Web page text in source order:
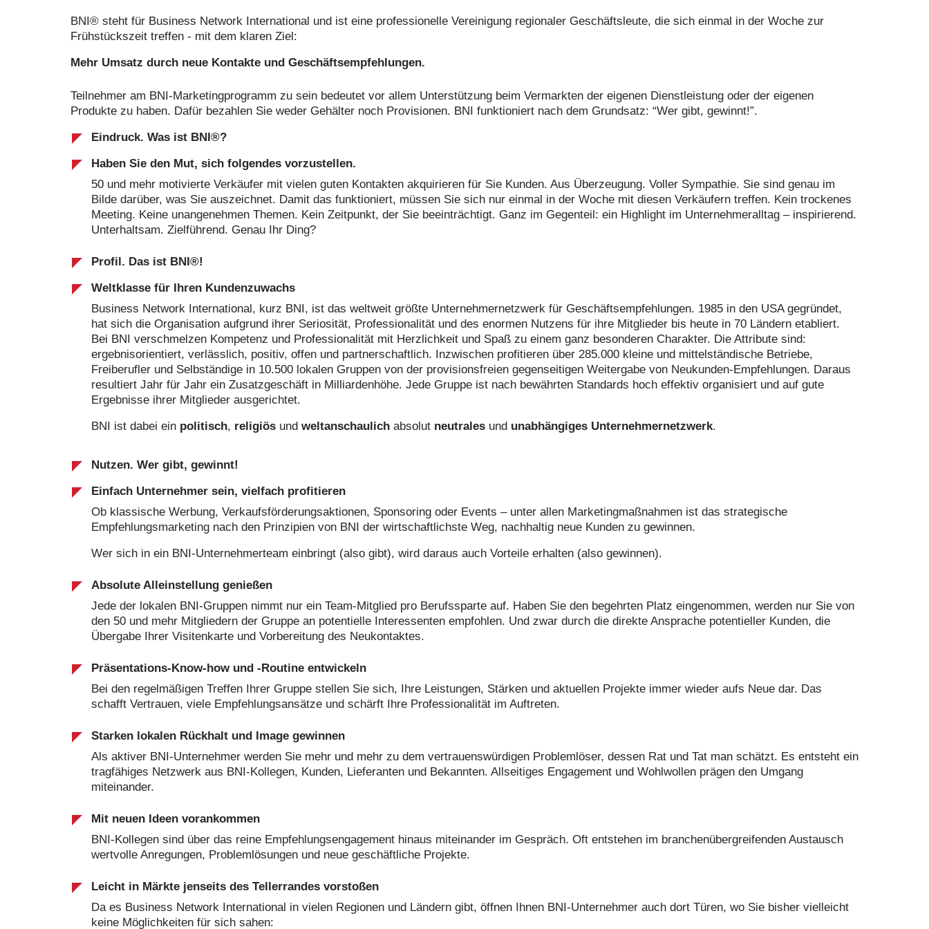
BNI® steht für Business Network International und ist eine professionelle Vereinigung regionaler Geschäftsleute, die sich einmal in der Woche zur
Frühstückszeit treffen - mit dem klaren Ziel:
Mehr Umsatz durch neue Kontakte und Geschäftsempfehlungen.
Teilnehmer am BNI-Marketingprogramm zu sein bedeutet vor allem Unterstützung beim Vermarkten der eigenen Dienstleistung oder der eigenen
Produkte zu haben. Dafür bezahlen Sie weder Gehälter noch Provisionen. BNI funktioniert nach dem Grundsatz: “Wer gibt, gewinnt!”.
Eindruck. Was ist BNI®?
Haben Sie den Mut, sich folgendes vorzustellen.
50 und mehr motivierte Verkäufer mit vielen guten Kontakten akquirieren für Sie Kunden. Aus Überzeugung. Voller Sympathie. Sie sind genau im
Bilde darüber, was Sie auszeichnet. Damit das funktioniert, müssen Sie sich nur einmal in der Woche mit diesen Verkäufern treffen. Kein trockenes
Meeting. Keine unangenehmen Themen. Kein Zeitpunkt, der Sie beeinträchtigt. Ganz im Gegenteil: ein Highlight im Unternehmeralltag – inspirierend.
Unterhaltsam. Zielführend. Genau Ihr Ding?
Profil. Das ist BNI®!
Weltklasse für Ihren Kundenzuwachs
Business Network International, kurz BNI, ist das weltweit größte Unternehmernetzwerk für Geschäftsempfehlungen. 1985 in den USA gegründet,
hat sich die Organisation aufgrund ihrer Seriosität, Professionalität und des enormen Nutzens für ihre Mitglieder bis heute in 70 Ländern etabliert.
Bei BNI verschmelzen Kompetenz und Professionalität mit Herzlichkeit und Spaß zu einem ganz besonderen Charakter. Die Attribute sind:
ergebnisorientiert, verlässlich, positiv, offen und partnerschaftlich. Inzwischen profitieren über 285.000 kleine und mittelständische Betriebe,
Freiberufler und Selbständige in 10.500 lokalen Gruppen von der provisionsfreien gegenseitigen Weitergabe von Neukunden-Empfehlungen. Daraus
resultiert Jahr für Jahr ein Zusatzgeschäft in Milliardenhöhe. Jede Gruppe ist nach bewährten Standards hoch effektiv organisiert und auf gute
Ergebnisse ihrer Mitglieder ausgerichtet.
BNI ist dabei ein politisch, religiös und weltanschaulich absolut neutrales und unabhängiges Unternehmernetzwerk.
Nutzen. Wer gibt, gewinnt!
Einfach Unternehmer sein, vielfach profitieren
Ob klassische Werbung, Verkaufsförderungsaktionen, Sponsoring oder Events – unter allen Marketingmaßnahmen ist das strategische
Empfehlungsmarketing nach den Prinzipien von BNI der wirtschaftlichste Weg, nachhaltig neue Kunden zu gewinnen.
Wer sich in ein BNI-Unternehmerteam einbringt (also gibt), wird daraus auch Vorteile erhalten (also gewinnen).
Absolute Alleinstellung genießen
Jede der lokalen BNI-Gruppen nimmt nur ein Team-Mitglied pro Berufssparte auf. Haben Sie den begehrten Platz eingenommen, werden nur Sie von
den 50 und mehr Mitgliedern der Gruppe an potentielle Interessenten empfohlen. Und zwar durch die direkte Ansprache potentieller Kunden, die
Übergabe Ihrer Visitenkarte und Vorbereitung des Neukontaktes.
Präsentations-Know-how und -Routine entwickeln
Bei den regelmäßigen Treffen Ihrer Gruppe stellen Sie sich, Ihre Leistungen, Stärken und aktuellen Projekte immer wieder aufs Neue dar. Das
schafft Vertrauen, viele Empfehlungsansätze und schärft Ihre Professionalität im Auftreten.
Starken lokalen Rückhalt und Image gewinnen
Als aktiver BNI-Unternehmer werden Sie mehr und mehr zu dem vertrauenswürdigen Problemlöser, dessen Rat und Tat man schätzt. Es entsteht ein
tragfähiges Netzwerk aus BNI-Kollegen, Kunden, Lieferanten und Bekannten. Allseitiges Engagement und Wohlwollen prägen den Umgang
miteinander.
Mit neuen Ideen vorankommen
BNI-Kollegen sind über das reine Empfehlungsengagement hinaus miteinander im Gespräch. Oft entstehen im branchenübergreifenden Austausch
wertvolle Anregungen, Problemlösungen und neue geschäftliche Projekte.
Leicht in Märkte jenseits des Tellerrandes vorstoßen
Da es Business Network International in vielen Regionen und Ländern gibt, öffnen Ihnen BNI-Unternehmer auch dort Türen, wo Sie bisher vielleicht
keine Möglichkeiten für sich sahen: